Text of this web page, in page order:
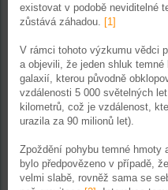
existovat v podobě neviditelné
zůstává záhadou. [1]
V rámci tohoto výzkumu vědci
a objevili, že jeden shluk
galaxií, kterou původně
vzdálenosti 5 000 světelných
kilometrů, což je vzdálenost,
urazila za 90 milionů let).
Zpoždění pohybu temné hmoty
bylo předpovězeno v případě,
velmi slabě, rovněž sama se